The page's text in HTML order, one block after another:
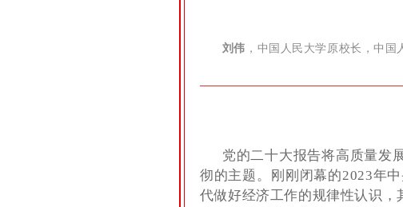
刘伟 ，中国人民大学原校长，中
党的二十大报告将高质量发
彻的主题。刚刚闭幕的2023年
代做好经济工作的规律性认识